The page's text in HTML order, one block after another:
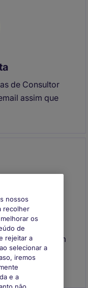
de Consultor
assim que
entraremos em
uma
ao seu perfil
nossos
recolher
os
de
rejeitar a
selecionar a
iremos
e a